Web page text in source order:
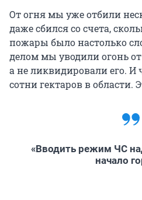
От огня мы уже отбили
даже сбился со счета,
пожары было настолько
делом мы уводили огонь
а не ликвидировали его. И
сотни гектаров в области.
«Вводить режим ЧС
начало